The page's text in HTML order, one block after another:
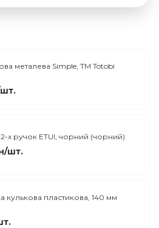
металева Simple, TM Totobi
х ручок ETUI, чорний (чорний)
шт.
кулькова пластикова, 140 мм